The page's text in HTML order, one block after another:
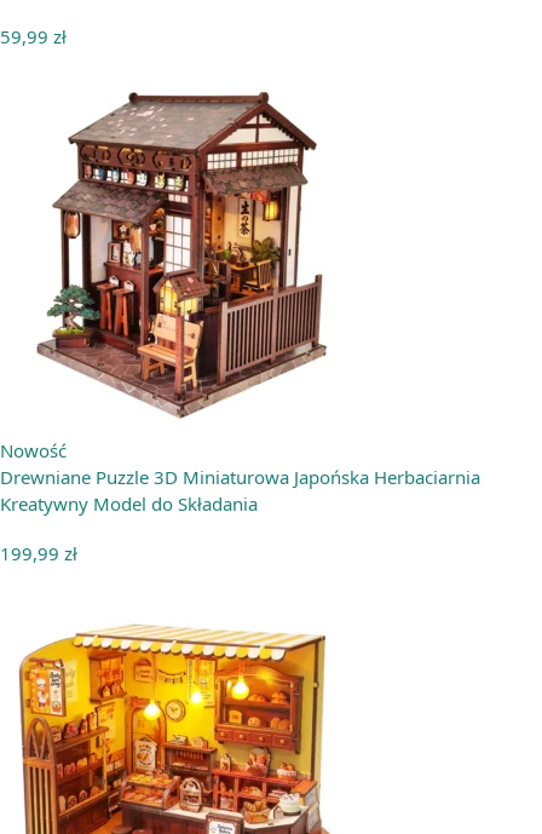
59,99 zł
Nowość
Drewniane Puzzle 3D Miniaturowa Japońska Herbaciarnia
Kreatywny Model do Składania
199,99 zł